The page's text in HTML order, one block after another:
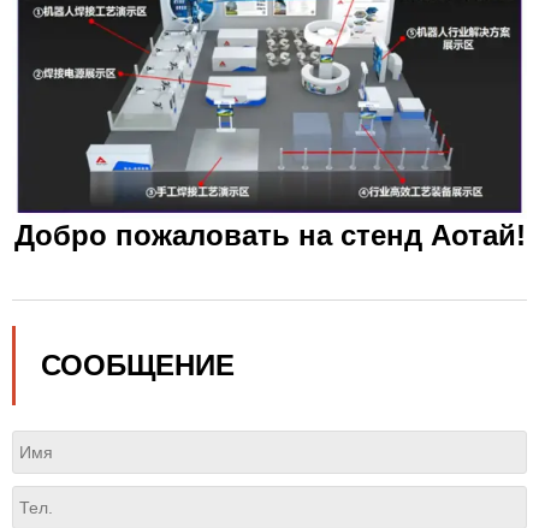
Добро пожаловать на стенд Аотай!
СООБЩЕНИЕ